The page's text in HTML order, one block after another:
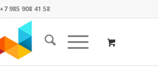
+7 985 908 41 58